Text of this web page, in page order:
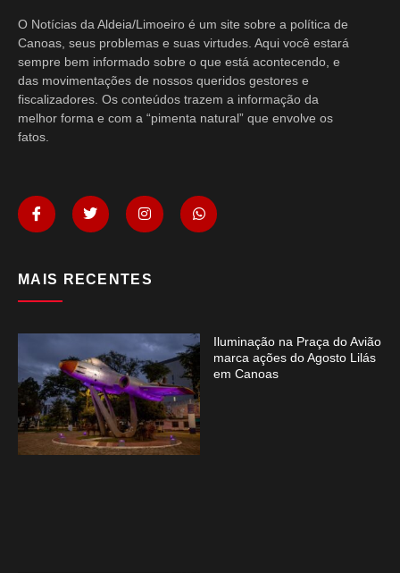
O Notícias da Aldeia/Limoeiro é um site sobre a política de
Canoas, seus problemas e suas virtudes. Aqui você estará
sempre bem informado sobre o que está acontecendo, e
das movimentações de nossos queridos gestores e
fiscalizadores. Os conteúdos trazem a informação da
melhor forma e com a “pimenta natural” que envolve os
fatos.
MAIS RECENTES
Iluminação na Praça do Avião
marca ações do Agosto Lilás
em Canoas